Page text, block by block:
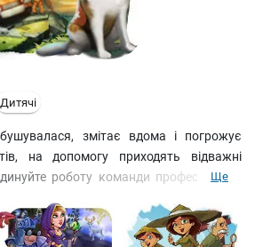
Дитячі
змітає вдома і погрожує
на допомогу приходять відважні
роботу команди професіоналів,
навички time management, щоб
та швидко відновити мости,
Ще